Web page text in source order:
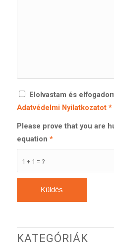
Elolvastam és
Adatvédelmi Nyilatkozatot *
1 + 1 = ?
Please prove that you are
equation *
KATEGÓRIÁK